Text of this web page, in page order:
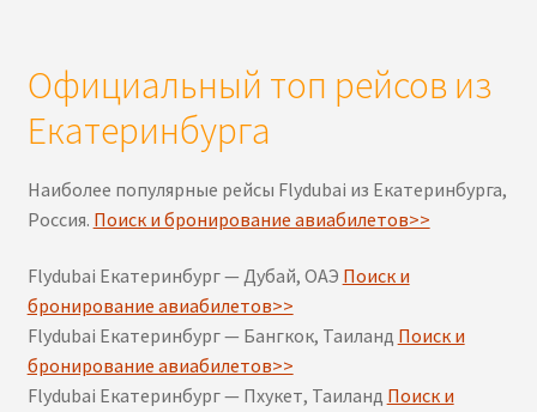
Официальный топ рейсов из
Екатеринбурга
Наиболее популярные рейсы Flydubai из Екатеринбурга,
Россия. Поиск и бронирование авиабилетов>>
Flydubai Екатеринбург — Дубай, ОАЭ Поиск и
бронирование авиабилетов>>
Flydubai Екатеринбург — Бангкок, Таиланд Поиск и
бронирование авиабилетов>>
Flydubai Екатеринбург — Пхукет, Таиланд Поиск и